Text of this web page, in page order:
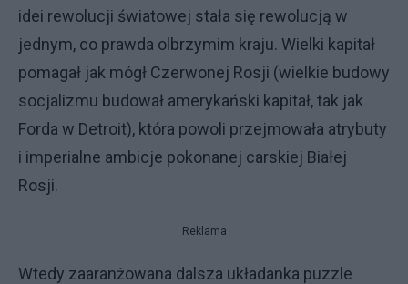
idei rewolucji światowej stała się rewolucją w
jednym, co prawda olbrzymim kraju. Wielki kapitał
pomagał jak mógł Czerwonej Rosji (wielkie budowy
socjalizmu budował amerykański kapitał, tak jak
Forda w Detroit), która powoli przejmowała atrybuty
i imperialne ambicje pokonanej carskiej Białej
Rosji.
Reklama
Wtedy zaaranżowana dalsza układanka puzzle